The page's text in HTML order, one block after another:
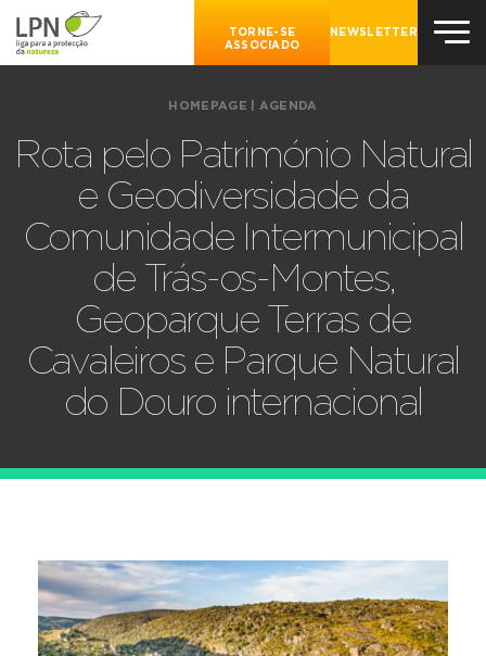
TORNE-SE
ASSOCIADO
NEWSLETTER
HOMEPAGE AGENDA
Rota pelo Património Natural
e Geodiversidade da
Comunidade Intermunicipal
de Trás-os-Montes,
Geoparque Terras de
Cavaleiros e Parque Natural
do Douro internacional